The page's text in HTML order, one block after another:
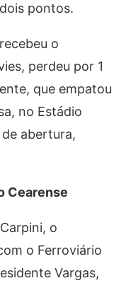
pontos.
o
perdeu por 1
que empatou
no Estádio
abertura,
Cearense
o
o Ferroviário
Vargas,